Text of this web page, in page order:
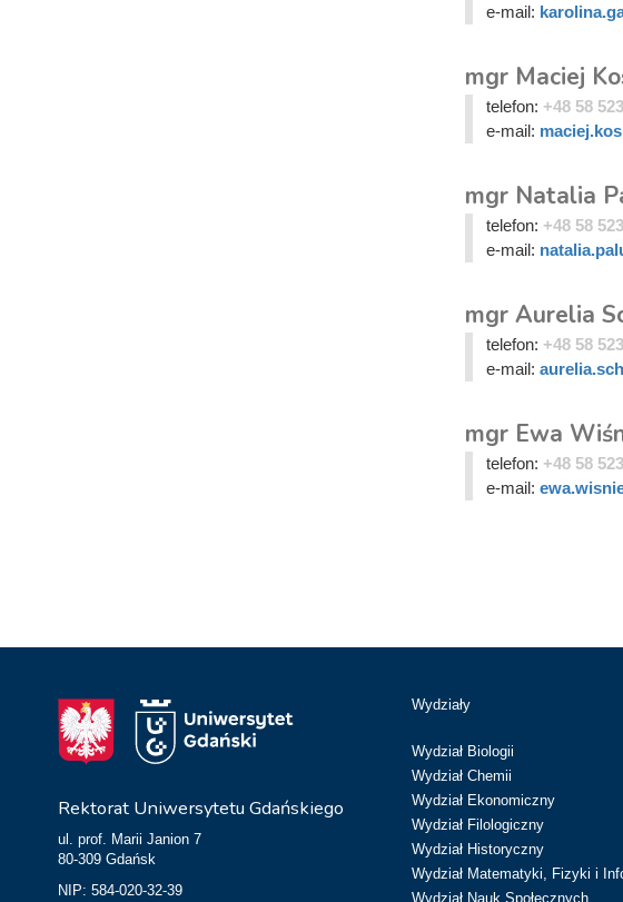
e-mail:
mgr Maciej
telefon: +48 58
e-mail:
mgr Natalia
telefon: +48 58
e-mail:
mgr Aurelia
telefon: +48 58
e-mail:
mgr Ewa
telefon: +48 58
e-mail:
Rektorat Uniwersytetu Gdańskiego
ul. prof. Marii Janion 7
80-309 Gdańsk
NIP: 584-020-32-39
Wydziały
Wydział Biologii
Wydział Chemii
Wydział Ekonomiczny
Wydział Filologiczny
Wydział Historyczny
Wydział Matematyki, Fizyki i
Wydział Nauk Społecznych